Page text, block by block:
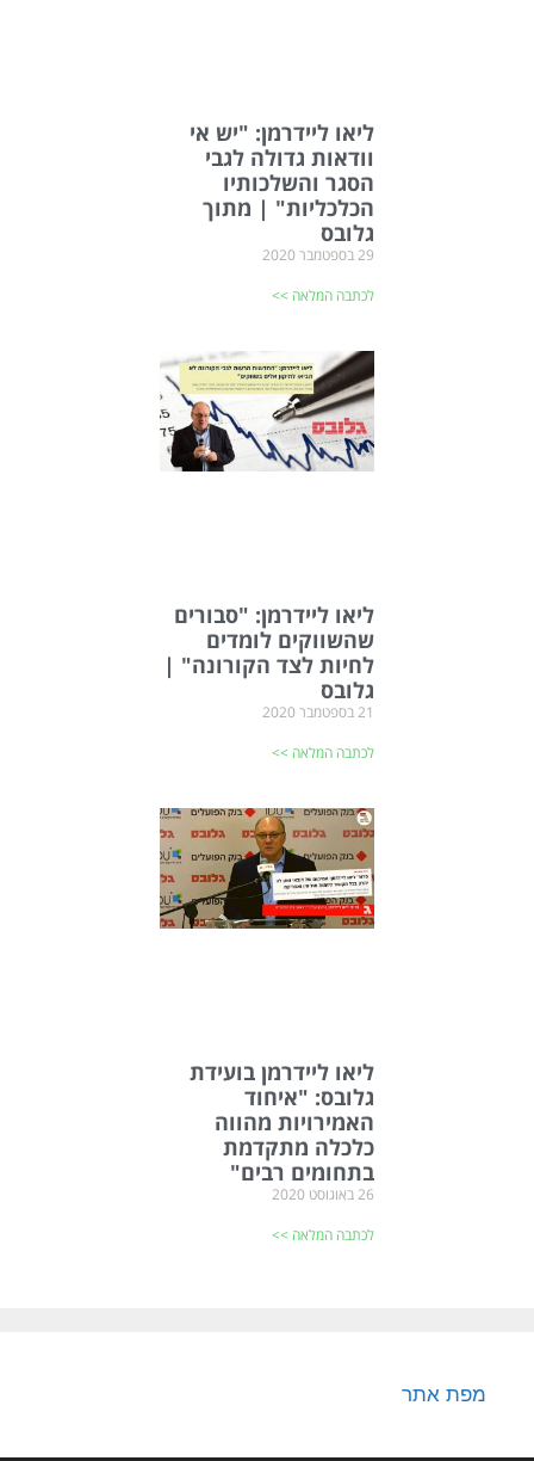
ליאו ליידרמן: "יש אי
וודאות גדולה לגבי
הסגר והשלכותיו
הכלכליות" | מתוך
גלובס
29 בספטמבר 2020
לכתבה המלאה >>
ליאו ליידרמן: "סבורים
שהשווקים לומדים
לחיות לצד הקורונה" |
גלובס
21 בספטמבר 2020
לכתבה המלאה >>
ליאו ליידרמן בועידת
גלובס: "איחוד
האמירויות מהווה
כלכלה מתקדמת
בתחומים רבים"
26 באוגוסט 2020
לכתבה המלאה >>
מפת אתר